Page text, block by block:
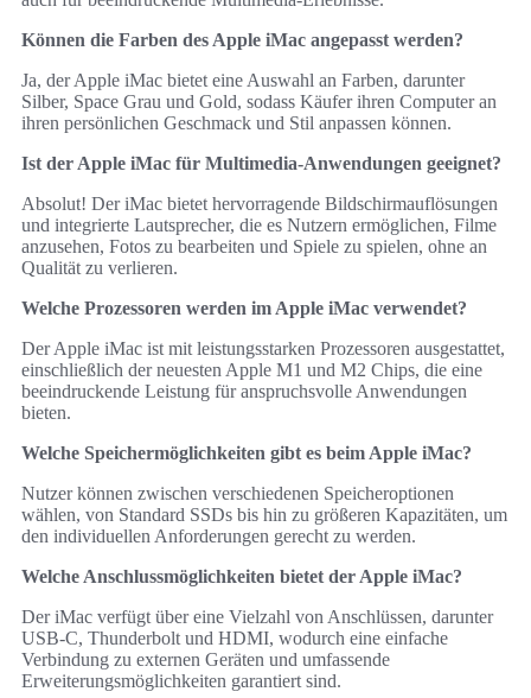
Können die Farben des Apple iMac angepasst werden?
Ja, der Apple iMac bietet eine Auswahl an Farben, darunter
Silber, Space Grau und Gold, sodass Käufer ihren Computer an
ihren persönlichen Geschmack und Stil anpassen können.
Ist der Apple iMac für Multimedia-Anwendungen geeignet?
Absolut! Der iMac bietet hervorragende Bildschirmauflösungen
und integrierte Lautsprecher, die es Nutzern ermöglichen, Filme
anzusehen, Fotos zu bearbeiten und Spiele zu spielen, ohne an
Qualität zu verlieren.
Welche Prozessoren werden im Apple iMac verwendet?
Der Apple iMac ist mit leistungsstarken Prozessoren ausgestattet,
einschließlich der neuesten Apple M1 und M2 Chips, die eine
beeindruckende Leistung für anspruchsvolle Anwendungen
bieten.
Welche Speichermöglichkeiten gibt es beim Apple iMac?
Nutzer können zwischen verschiedenen Speicheroptionen
wählen, von Standard SSDs bis hin zu größeren Kapazitäten, um
den individuellen Anforderungen gerecht zu werden.
Welche Anschlussmöglichkeiten bietet der Apple iMac?
Der iMac verfügt über eine Vielzahl von Anschlüssen, darunter
USB-C, Thunderbolt und HDMI, wodurch eine einfache
Verbindung zu externen Geräten und umfassende
Erweiterungsmöglichkeiten garantiert sind.